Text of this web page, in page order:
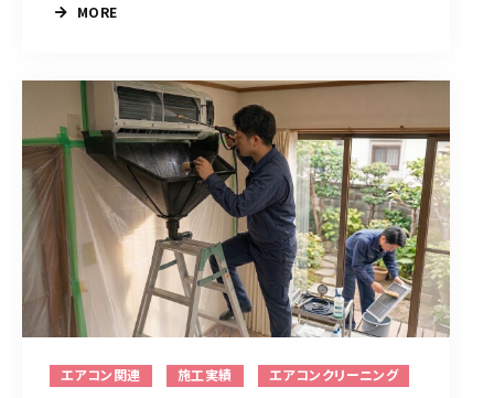
MORE
エアコン関連 施工実績 エアコンクリーニング